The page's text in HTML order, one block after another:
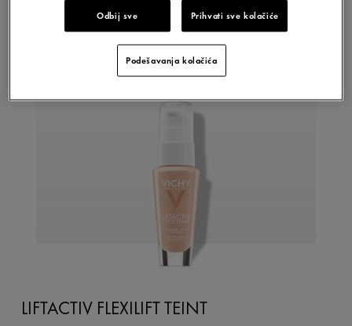
LIFTACTIV FLEXILIFT TEINT
Odbij sve Prihvati sve kolačiće
Podešavanja kolačića